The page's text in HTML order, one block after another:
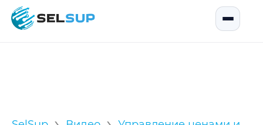
SelSup